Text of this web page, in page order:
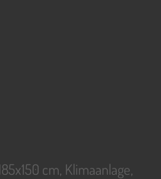
cm, Klimaanlage,